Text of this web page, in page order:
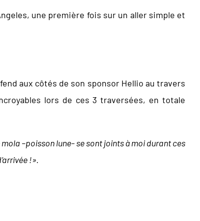
une première fois sur un aller simple et
aux côtés de son sponsor Hellio au travers
lors de ces 3 traversées, en totale
–poisson lune- se sont joints à moi durant ces
!».